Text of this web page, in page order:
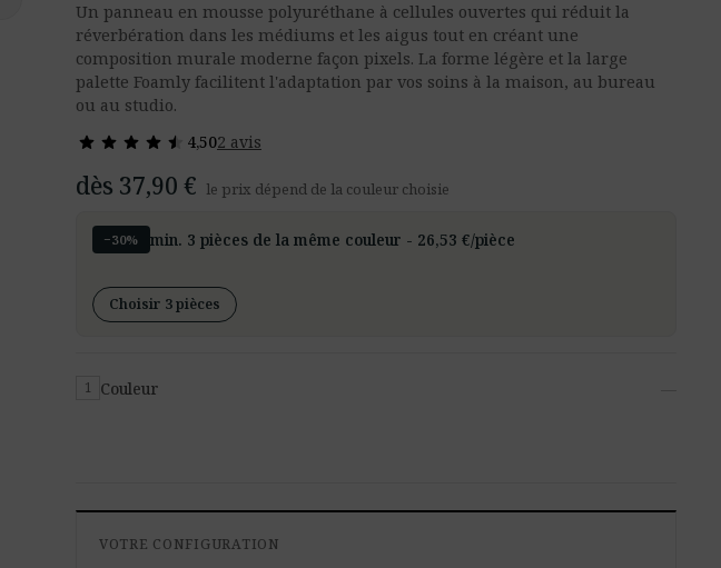
Un panneau en mousse polyuréthane à cellules ouvertes qui réduit la
réverbération dans les médiums et les aigus tout en créant une
composition murale moderne façon pixels. La forme légère et la large
palette Foamly facilitent l'adaptation par vos soins à la maison, au bureau
ou au studio.
star star star star star
star star star star star 4,502 avis
dès 37,90 € le prix dépend de la couleur choisie
−30% min. 3 pièces de la même couleur - 26,53 €/pièce
Choisir 3 pièces
1 Couleur
VOTRE CONFIGURATION